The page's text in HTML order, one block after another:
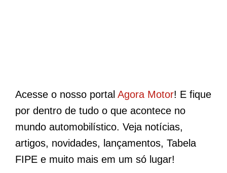
Acesse o nosso portal Agora Motor! E fique
por dentro de tudo o que acontece no
mundo automobilístico. Veja notícias,
artigos, novidades, lançamentos, Tabela
FIPE e muito mais em um só lugar!